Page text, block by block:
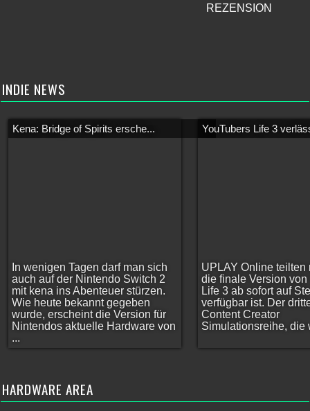
REZENSION
INDIE NEWS
Kena: Bridge of Spirits ersche...
In wenigen Tagen darf man sich
auch auf der Nintendo Switch 2
mit kena ins Abenteuer stürzen.
Wie heute bekannt gegeben
wurde, erscheint die Version für
Nintendos aktuelle Hardware von
...
YouTubers Life 3
UPLAY Online teilten
die finale Version von
Life 3 ab sofort auf
verfügbar ist. Der
Content Creator
Simulationsreihe, die
HARDWARE AREA